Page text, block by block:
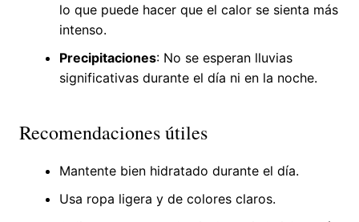
lo que puede hacer que el calor se sienta más
intenso.
Precipitaciones: No se esperan lluvias
significativas durante el día ni en la noche.
Recomendaciones útiles
Mantente bien hidratado durante el día.
Usa ropa ligera y de colores claros.